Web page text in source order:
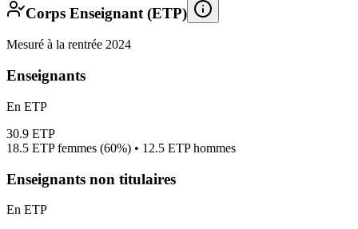
Corps Enseignant (ETP)
Mesuré à la rentrée 2024
Enseignants
En ETP
30.9 ETP
18.5 ETP femmes (60%) • 12.5 ETP hommes
Enseignants non titulaires
En ETP